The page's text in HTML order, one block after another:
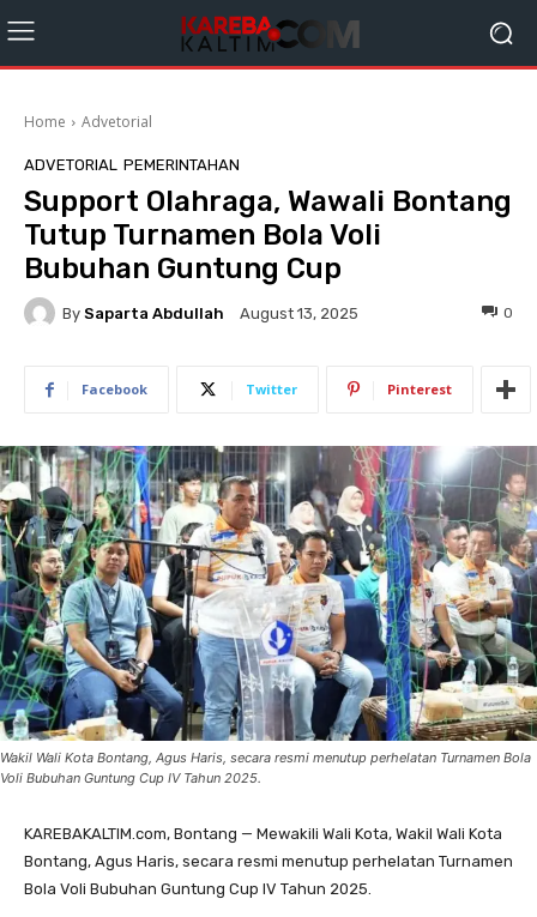
Home Advetorial
ADVETORIAL PEMERINTAHAN
Support Olahraga, Wawali Bontang
Tutup Turnamen Bola Voli
Bubuhan Guntung Cup
By Saparta Abdullah August 13, 2025 0
Facebook Twitter Pinterest
Wakil Wali Kota Bontang, Agus Haris, secara resmi menutup perhelatan Turnamen Bola
Voli Bubuhan Guntung Cup IV Tahun 2025.
KAREBAKALTIM.com, Bontang — Mewakili Wali Kota, Wakil Wali Kota
Bontang, Agus Haris, secara resmi menutup perhelatan Turnamen
Bola Voli Bubuhan Guntung Cup IV Tahun 2025.